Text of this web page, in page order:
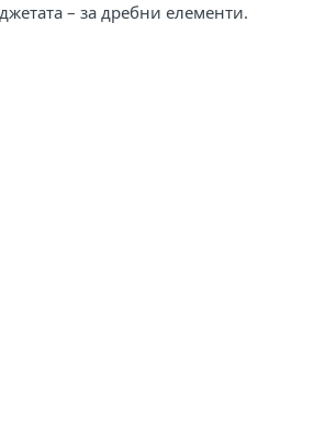
– за дребни елементи.